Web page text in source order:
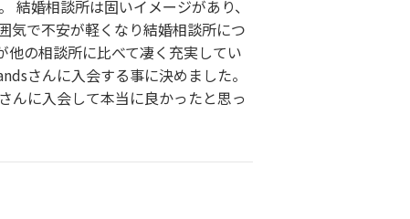
結婚相談所は固いイメージがあり、
気で不安が軽くなり結婚相談所につ
の相談所に比べて凄く充実してい
さんに入会する事に決めました。
んに入会して本当に良かったと思っ